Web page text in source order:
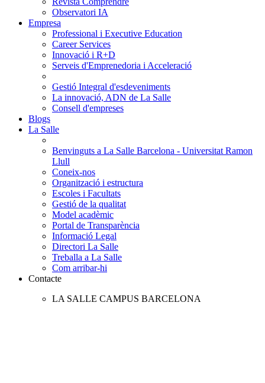
Observatori IA
Empresa
Professional i Executive Education
Career Services
Innovació i R+D
Serveis d'Emprenedoria i Acceleració
Gestió Integral d'esdeveniments
La innovació, ADN de La Salle
Consell d'empreses
Blogs
La Salle
Benvinguts a La Salle Barcelona - Universitat Ramon
Llull
Coneix-nos
Organització i estructura
Escoles i Facultats
Gestió de la qualitat
Model acadèmic
Portal de Transparència
Informació Legal
Directori La Salle
Treballa a La Salle
Com arribar-hi
Contacte
LA SALLE CAMPUS BARCELONA